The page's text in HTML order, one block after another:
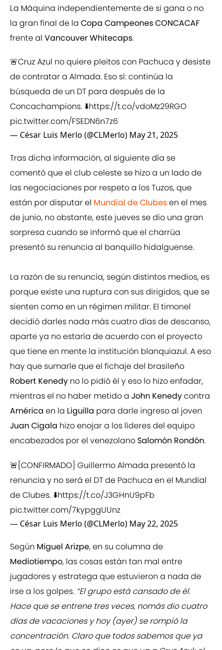
La Máquina independientemente de si gana o no
la gran final de la Copa Campeones CONCACAF
frente al Vancouver Whitecaps.
🚨Cruz Azul no quiere pleitos con Pachuca y desiste
de contratar a Almada. Eso sí: continúa la
búsqueda de un DT para después de la
Concachampions. ⬇️https://t.co/vdoMz29RGO
pic.twitter.com/FSEDN6n7z6
— César Luis Merlo (@CLMerlo) May 21, 2025
Tras dicha información, al siguiente día se
comentó que el club celeste se hizo a un lado de
las negociaciones por respeto a los Tuzos, que
están por disputar el Mundial de Clubesen el mes
de junio, no obstante, este jueves se dio una gran
sorpresa cuando se informó que el charrúa
presentó su renuncia al banquillo hidalguense.
La razón de su renuncia, según distintos medios, es
porque existe una ruptura con sus dirigidos, que se
sienten como en un régimen militar. El timonel
decidió darles nada más cuatro días de descanso,
aparte ya no estaría de acuerdo con el proyecto
que tiene en mente la institución blanquiazul. A eso
hay que sumarle que el fichaje del brasileño
Robert Kenedy no lo pidió él y eso lo hizo enfadar,
mientras el no haber metido a John Kenedycontra
América en la Liguilla para darle ingreso al joven
Juan Cigala hizo enojar a los líderes del equipo
encabezados por el venezolano Salomón Rondón.
🚨[CONFIRMADO] Guillermo Almada presentó la
renuncia y no será el DT de Pachuca en el Mundial
de Clubes. ⬇️https://t.co/J3GHnU9pFb
pic.twitter.com/7kypggUUnz
— César Luis Merlo (@CLMerlo) May 22, 2025
Según Miguel Arizpe, en su columna de
Mediotiempo, las cosas están tan mal entre
jugadores y estratega que estuvieron a nada de
irse a los golpes. “El grupo está cansado de él.
Hace que se entrene tres veces, nomás dio cuatro
días de vacaciones y hoy (ayer) se rompió la
concentración. Claro que todos sabemos que ya